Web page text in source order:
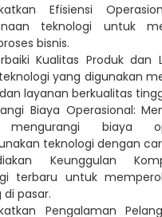
Efisiensi
teknologi untuk
bisnis.
Kualitas Produk dan
yang digunakan
layanan berkualitas
Biaya Operasional:
biaya
teknologi dengan
Keunggulan
terbaru untuk
di pasar.
Pengalaman